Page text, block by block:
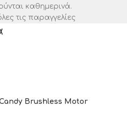
καθημερινά.
τις παραγγελίες
Brushless Motor